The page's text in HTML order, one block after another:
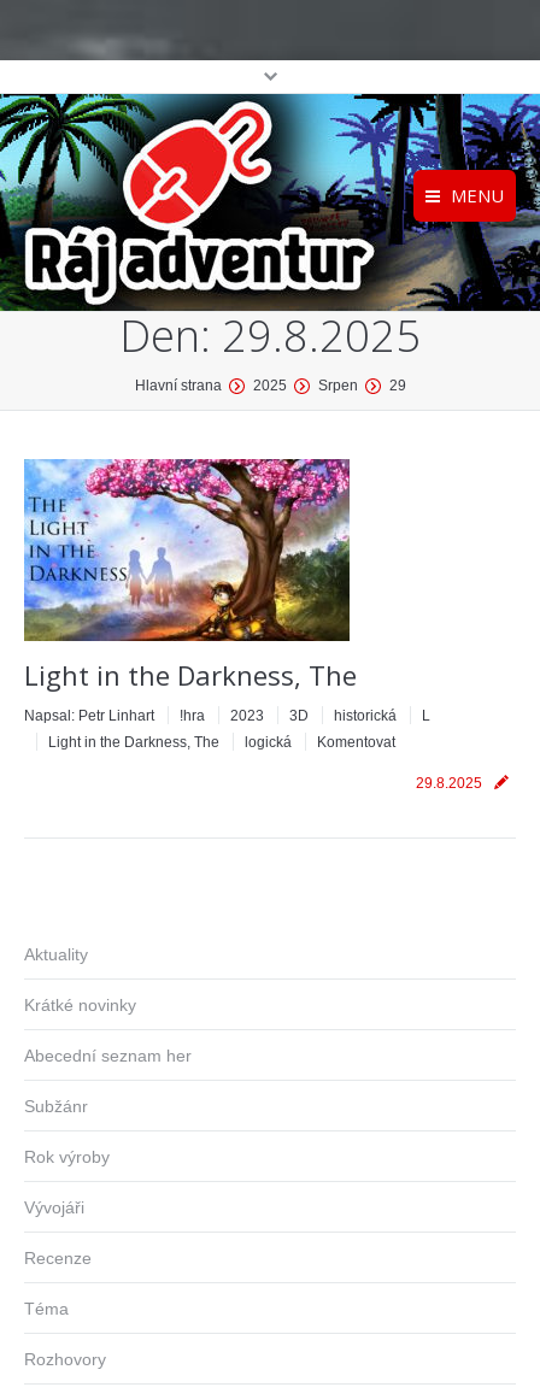
MENU
Registrace
Přihlášení
Home
O projektu
Katalog her
Den: 29.8.2025
Hlavní strana 2025 Srpen 29
Light in the Darkness, The
Napsal: Petr Linhart !hra 2023 3D historická
L
Light in the Darkness, The
logická Komentovat
29.8.2025
Aktuality
Krátké novinky
Abecední seznam her
Subžánr
Rok výroby
Vývojáři
Recenze
Téma
Rozhovory